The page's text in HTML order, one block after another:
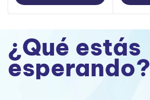
¿Qué estás
esperando?